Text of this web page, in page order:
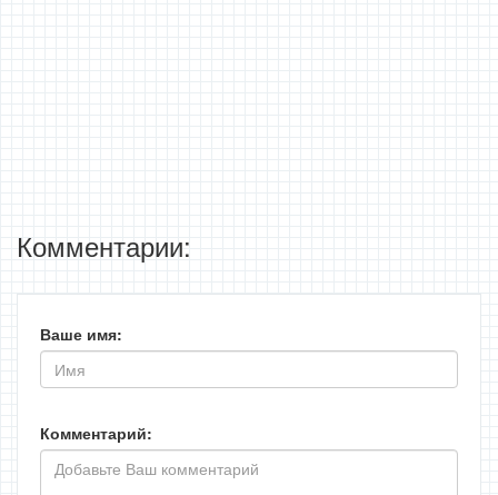
Комментарии:
Ваше имя:
Комментарий: